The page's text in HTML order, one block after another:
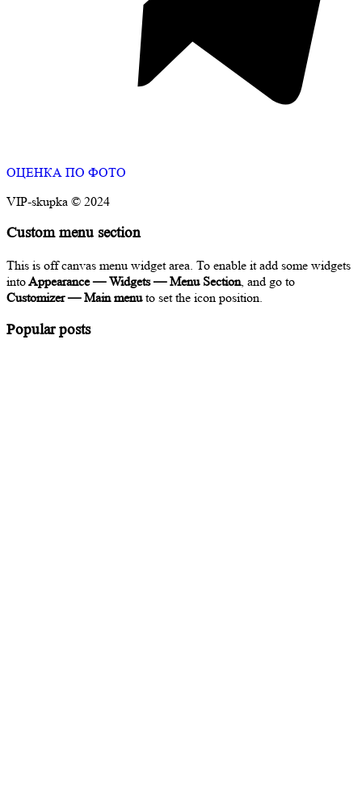
ОЦЕНКА ПО ФОТО
VIP-skupka © 2024
Custom menu section
This is off canvas menu widget area. To enable it add some widgets
intoAppearance — Widgets — Menu Section, and go to
Customizer — Main menuto set the icon position.
Popular posts